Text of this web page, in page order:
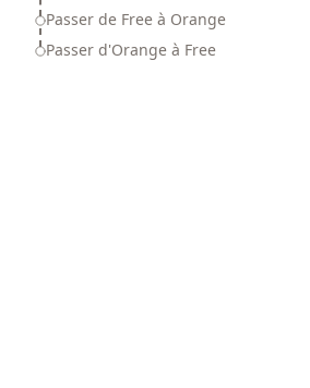
Passer de Free à Orange
Passer d'Orange à Free